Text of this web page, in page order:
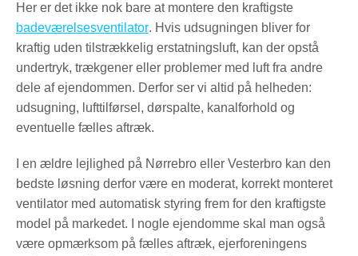
Her er det ikke nok bare at montere den kraftigste
badeværelsesventilator. Hvis udsugningen bliver for
kraftig uden tilstrækkelig erstatningsluft, kan der opstå
undertryk, trækgener eller problemer med luft fra andre
dele af ejendommen. Derfor ser vi altid på helheden:
udsugning, lufttilførsel, dørspalte, kanalforhold og
eventuelle fælles aftræk.
I en ældre lejlighed på Nørrebro eller Vesterbro kan den
bedste løsning derfor være en moderat, korrekt monteret
ventilator med automatisk styring frem for den kraftigste
model på markedet. I nogle ejendomme skal man også
være opmærksom på fælles aftræk, ejerforeningens